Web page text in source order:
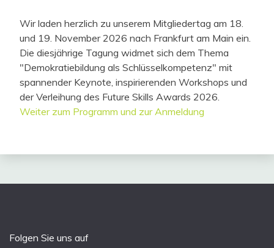
Wir laden herzlich zu unserem Mitgliedertag am 18.
und 19. November 2026 nach Frankfurt am Main ein.
Die diesjährige Tagung widmet sich dem Thema
"Demokratiebildung als Schlüsselkompetenz" mit
spannender Keynote, inspirierenden Workshops und
der Verleihung des Future Skills Awards 2026.
Weiter zum Programm und zur Anmeldung
Folgen Sie uns auf